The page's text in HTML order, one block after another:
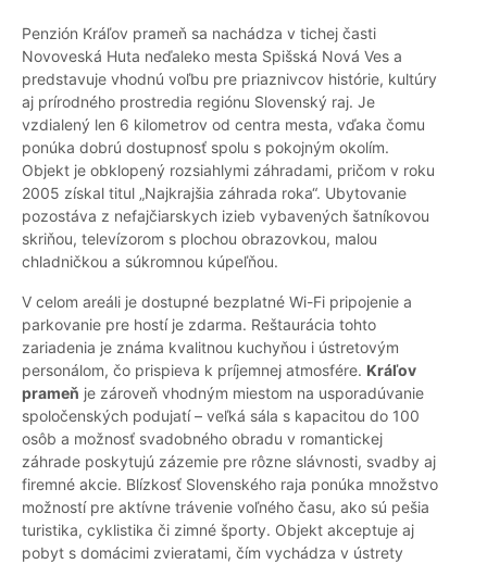
Penzión Kráľov prameň sa nachádza v tichej časti
Novoveská Huta neďaleko mesta Spišská Nová Ves a
predstavuje vhodnú voľbu pre priaznivcov histórie, kultúry
aj prírodného prostredia regiónu Slovenský raj. Je
vzdialený len 6 kilometrov od centra mesta, vďaka čomu
ponúka dobrú dostupnosť spolu s pokojným okolím.
Objekt je obklopený rozsiahlymi záhradami, pričom v roku
2005 získal titul „Najkrajšia záhrada roka“. Ubytovanie
pozostáva z nefajčiarskych izieb vybavených šatníkovou
skriňou, televízorom s plochou obrazovkou, malou
chladničkou a súkromnou kúpeľňou.
V celom areáli je dostupné bezplatné Wi-Fi pripojenie a
parkovanie pre hostí je zdarma. Reštaurácia tohto
zariadenia je známa kvalitnou kuchyňou i ústretovým
personálom, čo prispieva k príjemnej atmosfére. Kráľov
prameň je zároveň vhodným miestom na usporadúvanie
spoločenských podujatí – veľká sála s kapacitou do 100
osôb a možnosť svadobného obradu v romantickej
záhrade poskytujú zázemie pre rôzne slávnosti, svadby aj
firemné akcie. Blízkosť Slovenského raja ponúka množstvo
možností pre aktívne trávenie voľného času, ako sú pešia
turistika, cyklistika či zimné športy. Objekt akceptuje aj
pobyt s domácimi zvieratami, čím vychádza v ústrety